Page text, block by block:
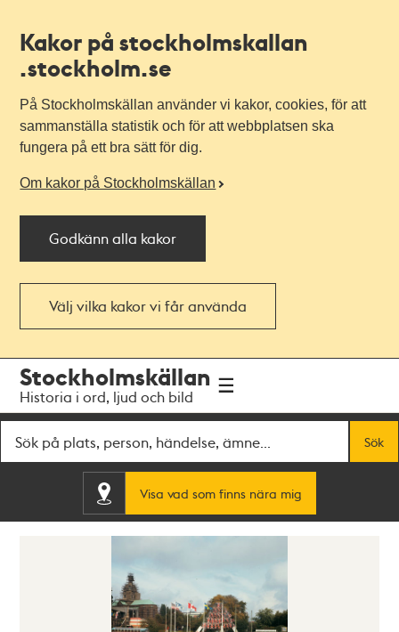
Kakor på stockholmskallan
.stockholm.se
På Stockholmskällan använder vi kakor, cookies, för att
sammanställa statistik och för att webbplatsen ska
fungera på ett bra sätt för dig.
Om kakor på Stockholmskällan
Godkänn alla kakor
Välj vilka kakor vi får använda
navigationen
huvudinnehållet
Stockholmskällan
Historia i ord, ljud och bild
Sök
Visa vad som finns nära mig